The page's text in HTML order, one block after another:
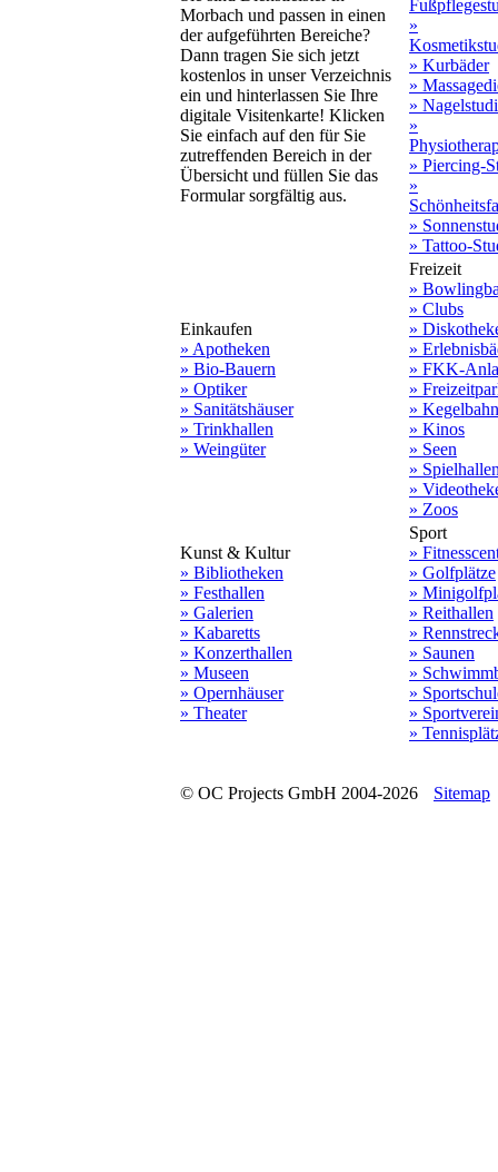
Morbach und passen in einen
der aufgeführten Bereiche?
Dann tragen Sie sich jetzt
kostenlos in unser Verzeichnis
ein und hinterlassen Sie Ihre
digitale Visitenkarte! Klicken
Sie einfach auf den für Sie
zutreffenden Bereich in der
Übersicht und füllen Sie das
Formular sorgfältig aus.
»
» Kurbäder
»
»
»
» Piercing-
»
»
» Tattoo-
Einkaufen
» Apotheken
» Bio-Bauern
» Optiker
» Sanitätshäuser
» Trinkhallen
» Weingüter
Freizeit
»
» Clubs
»
»
» FKK-
»
»
» Kinos
» Seen
»
»
» Zoos
Kunst & Kultur
» Bibliotheken
» Festhallen
» Galerien
» Kabaretts
» Konzerthallen
» Museen
» Opernhäuser
» Theater
Sport
»
» Golfplätze
»
» Reithallen
»
» Saunen
»
»
»
»
© OC Projects GmbH 2004-2026 Sitemap